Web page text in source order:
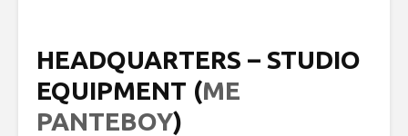
HEADQUARTERS – STUDIO
EQUIPMENT (ΜΕ
ΡΑΝΤΕΒΟΥ)